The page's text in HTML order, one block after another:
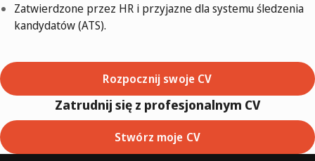
Zatwierdzone przez HR i przyjazne dla systemu śledzenia
kandydatów (ATS).
Rozpocznij swoje CV
Zatrudnij się z profesjonalnym CV
Stwórz moje CV